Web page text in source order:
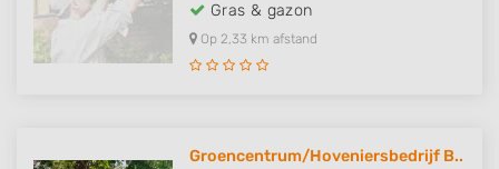
Gras & gazon
Op 2,33 km afstand
Groencentrum/Hoveniersbedrijf B..